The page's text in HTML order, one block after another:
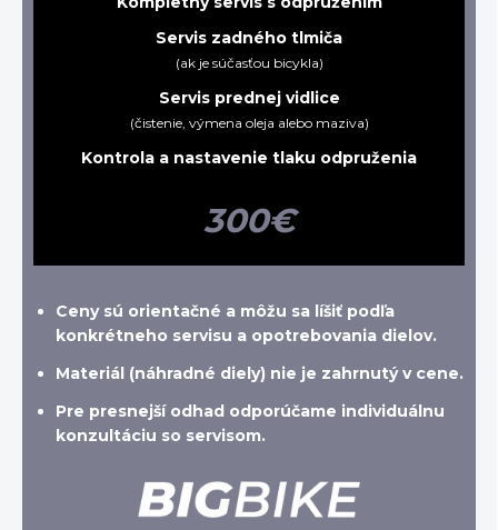
Servis zadného tlmiča
(ak je súčasťou bicykla)
Servis prednej vidlice
(čistenie, výmena oleja alebo maziva)
Kontrola a nastavenie tlaku odpruženia
300€
Ceny sú orientačné a môžu sa líšiť podľa
konkrétneho servisu a opotrebovania dielov.
Materiál (náhradné diely) nie je zahrnutý v cene.
Pre presnejší odhad odporúčame individuálnu
konzultáciu so servisom.